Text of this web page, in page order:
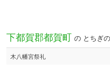
下都賀郡都賀町 の とちぎ
木八幡宮祭礼